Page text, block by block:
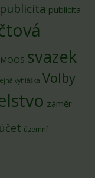
publicita publicita
svazek
vyhláška Volby
záměr
územní